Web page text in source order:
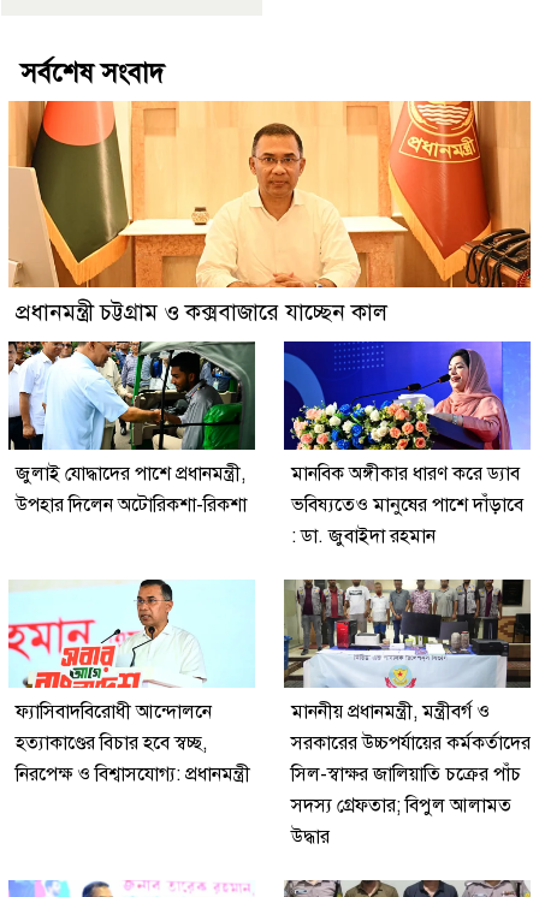
সর্বশেষ সংবাদ
প্রধানমন্ত্রী চট্টগ্রাম ও কক্সবাজারে যাচ্ছেন কাল
জুলাই যোদ্ধাদের পাশে প্রধানমন্ত্রী,
উপহার দিলেন অটোরিকশা-রিকশা
মানবিক অঙ্গীকার ধারণ করে ড্যাব
ভবিষ্যতেও মানুষের পাশে দাঁড়াবে
: ডা. জুবাইদা রহমান
ফ্যাসিবাদবিরোধী আন্দোলনে
হত্যাকাণ্ডের বিচার হবে স্বচ্ছ,
নিরপেক্ষ ও বিশ্বাসযোগ্য: প্রধানমন্ত্রী
মাননীয় প্রধানমন্ত্রী, মন্ত্রীবর্গ ও
সরকারের উচ্চপর্যায়ের কর্মকর্তাদের
সিল-স্বাক্ষর জালিয়াতি চক্রের পাঁচ
সদস্য গ্রেফতার; বিপুল আলামত
উদ্ধার